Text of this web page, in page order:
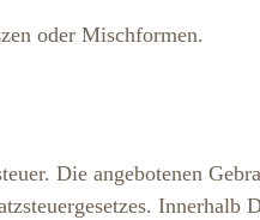
oder Mischformen.
Die angebotenen